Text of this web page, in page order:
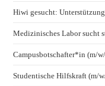
Hiwi gesucht:
Medizinisches Labor sucht
Campusbotschafter*in (m/
Studentische Hilfskraft (m/